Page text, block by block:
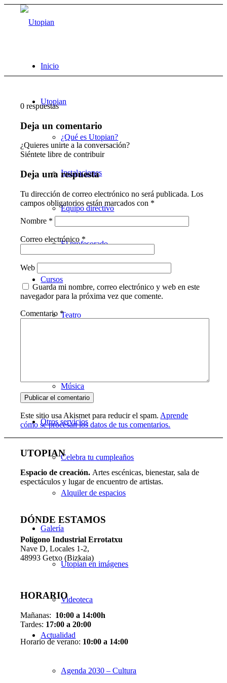
Inicio
Utopian
¿Qué es Utopian?
Instalaciones
Equipo directivo
El profesorado
Cursos
Teatro
Música
Otros servicios
Celebra tu cumpleaños
Alquiler de espacios
Galería
Utopian en imágenes
Videoteca
Actualidad
Agenda 2030 – Cultura
0 respuestas
Deja un comentario
¿Quieres unirte a la conversación?
Siéntete libre de contribuir
Deja una respuesta
Tu dirección de correo electrónico no será publicada. Los
campos obligatorios están marcados con *
Nombre *
Correo electrónico*
Web
Guarda mi nombre, correo electrónico y web en este
navegador para la próxima vez que comente.
Comentario *
Este sitio usa Akismet para reducir el spam. Aprende
cómo se procesan los datos de tus comentarios.
UTOPIAN
Espacio de creación. Artes escénicas, bienestar, sala de
espectáculos y lugar de encuentro de artistas.
DÓNDE ESTAMOS
Polígono Industrial Errotatxu
Nave D, Locales 1-2,
48993 Getxo (Bizkaia)
HORARIO
Mañanas: 10:00 a 14:00h
Tardes: 17:00 a 20:00
Horario de verano: 10:00 a 14:00